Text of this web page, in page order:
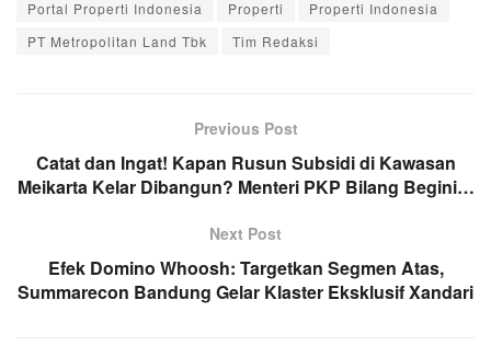
Portal Properti Indonesia
Properti
Properti Indonesia
PT Metropolitan Land Tbk
Tim Redaksi
Previous Post
Catat dan Ingat! Kapan Rusun Subsidi di Kawasan
Meikarta Kelar Dibangun? Menteri PKP Bilang Begini…
Next Post
Efek Domino Whoosh: Targetkan Segmen Atas,
Summarecon Bandung Gelar Klaster Eksklusif Xandari